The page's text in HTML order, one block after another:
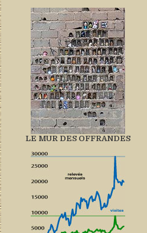
LE MUR DES OFFRANDES